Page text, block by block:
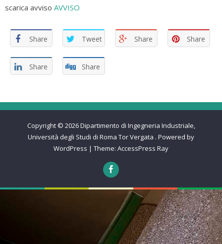
scarica avviso AVVISO
Share Tweet Share Share
Share Share
Copyright © 2026Dipartimento di Ingegneria Industriale,
Università degli Studi di Roma Tor Vergata . Powered by
WordPress | Theme: AccessPress Ray